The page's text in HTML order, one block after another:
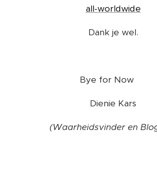
all-worldwide
Dank je wel.
Bye for Now ❤️
Dienie Kars
(Waarheidsvinder en